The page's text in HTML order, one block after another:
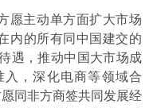
主动单方面扩大市场
内的所有同中国建交的
遇，推动中国大市场成
，深化电商等领域合
同非方商签共同发展经